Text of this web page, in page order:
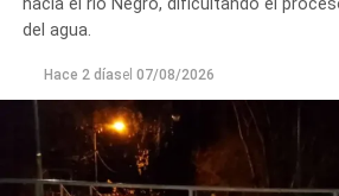
del agua.
Hace 2 díasel 07/08/2026